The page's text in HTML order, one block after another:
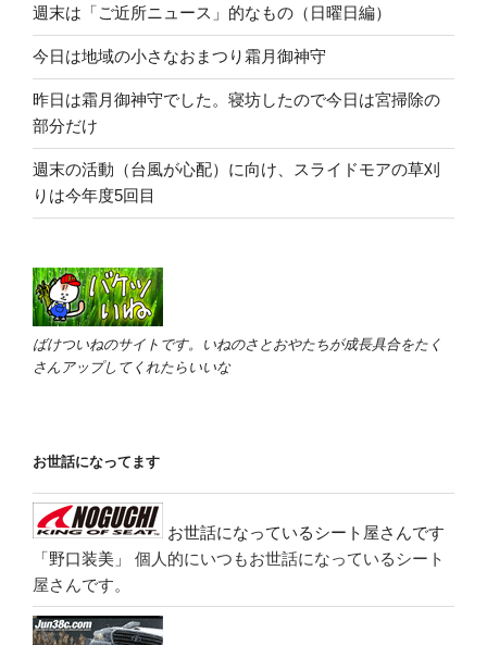
週末は「ご近所ニュース」的なもの（日曜日編）
今日は地域の小さなおまつり霜月御神守
昨日は霜月御神守でした。寝坊したので今日は宮掃除の
部分だけ
週末の活動（台風が心配）に向け、スライドモアの草刈
りは今年度5回目
ばけついねのサイトです。いねのさとおやたちが成長具合をたく
さんアップしてくれたらいいな
お世話になってます
お世話になっているシート屋さんです
「野口装美」
個人的にいつもお世話になっているシート
屋さんです。